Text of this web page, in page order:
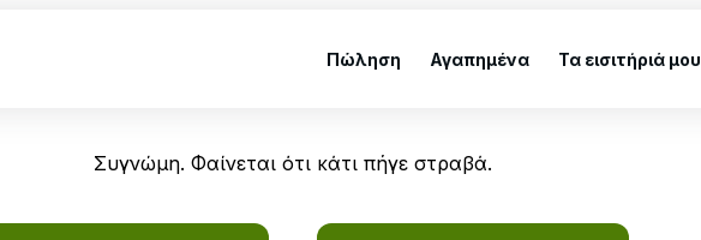
Πώληση Αγαπημένα Τα εισιτήριά μου
Συγνώμη. Φαίνεται ότι κάτι πήγε στραβά.